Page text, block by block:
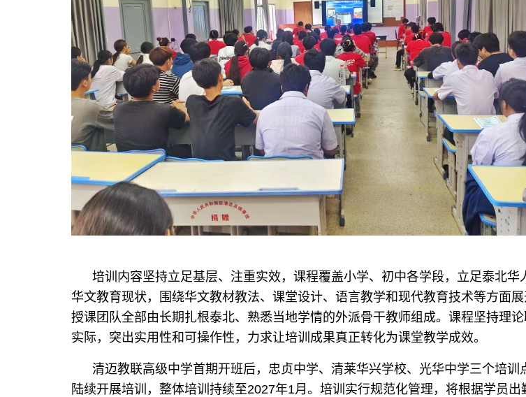
培训内容坚持立足基层、注重实效，课程覆盖小学、初中各学段，立足泰北华
华文教育现状，围绕华文教材教法、课堂设计、语言教学和现代教育技术等方面展
授课团队全部由长期扎根泰北、熟悉当地学情的外派骨干教师组成。课程坚持理论
实际，突出实用性和可操作性，力求让培训成果真正转化为课堂教学成效。
清迈教联高级中学首期开班后，忠贞中学、清莱华兴学校、光华中学三个培训
陆续开展培训，整体培训持续至2027年1月。培训实行规范化管理，将根据学员出